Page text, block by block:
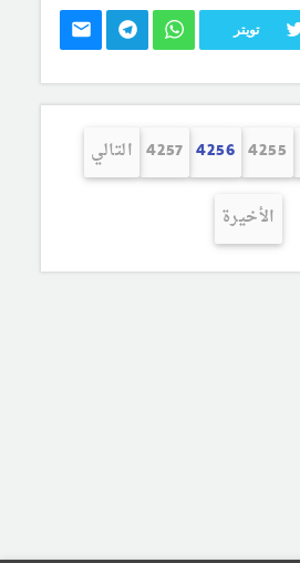
تويتر
4255
4256
4257 التالي
الأخيرة